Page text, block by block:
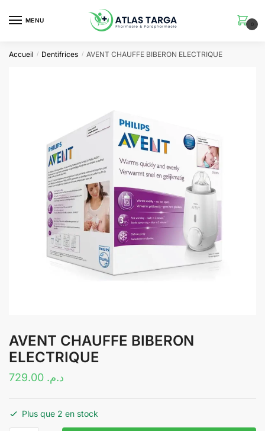
MENU
0
Accueil / Dentifrices / AVENT CHAUFFE BIBERON ELECTRIQUE
AVENT CHAUFFE BIBERON
ELECTRIQUE
د.م.
Plus que 2 en stock